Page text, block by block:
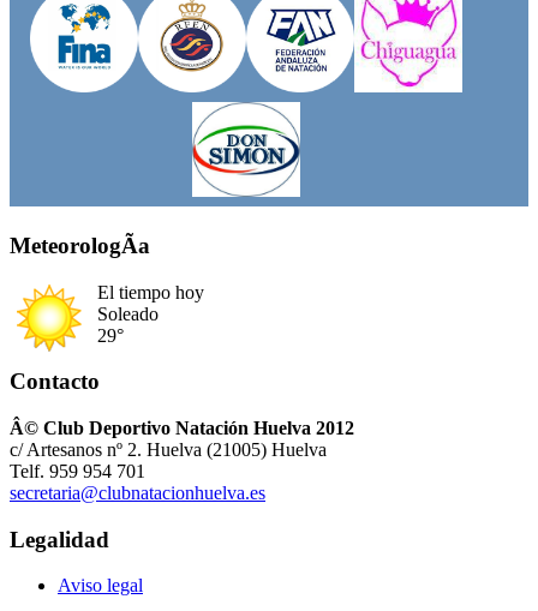
MeteorologÃ­a
El tiempo hoy
Soleado
29°
Contacto
Â© Club Deportivo Natación Huelva 2012
c/ Artesanos nº 2. Huelva (21005) Huelva
Telf. 959 954 701
secretaria@clubnatacionhuelva.es
Legalidad
Aviso legal